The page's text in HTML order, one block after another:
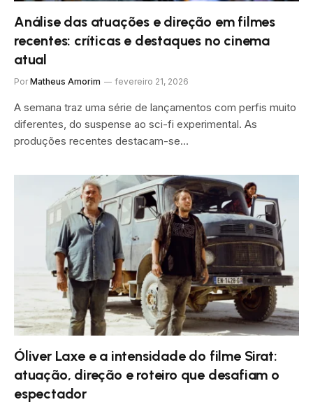
Análise das atuações e direção em filmes
recentes: críticas e destaques no cinema
atual
Por Matheus Amorim fevereiro 21, 2026
A semana traz uma série de lançamentos com perfis muito
diferentes, do suspense ao sci-fi experimental. As
produções recentes destacam-se…
Óliver Laxe e a intensidade do filme Sirat:
atuação, direção e roteiro que desafiam o
espectador